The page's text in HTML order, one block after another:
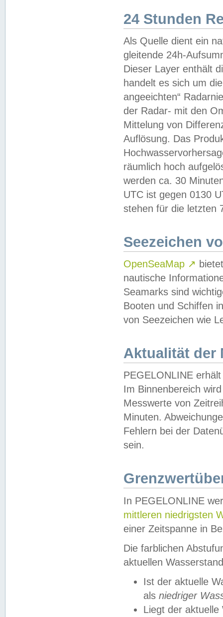
24 Stunden
Als Quelle dient ein
gleitende 24h-
Dieser Layer enthält
handelt es sich um
angeeichten“
der Radar- mit den
Mittelung von
Auflösung. Das
räumlich hoch
werden ca. 30
UTC ist gegen 0130
stehen für die letzten
Seezeichen
OpenSeaMap ↗
nautische
Seamarks sind
Booten und Schiffen
von Seezeichen wie
Aktualität der
PEGELONLINE
Im Binnenbereich
Messwerte von
Minuten.
Fehlern bei der
sein.
In PEGELONLINE
mittleren niedrigsten
einer Zeitspanne in
Die farblichen
aktuellen
Ist der aktuelle
als niedriger
Liegt der